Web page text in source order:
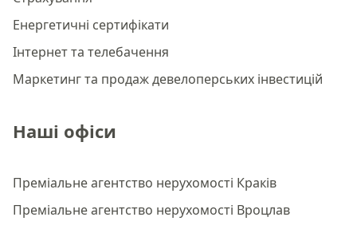
Енергетичні сертифікати
Інтернет та телебачення
Маркетинг та продаж девелоперських інвестицій
Наші офіси
Преміальне агентство нерухомості Краків
Преміальне агентство нерухомості Вроцлав